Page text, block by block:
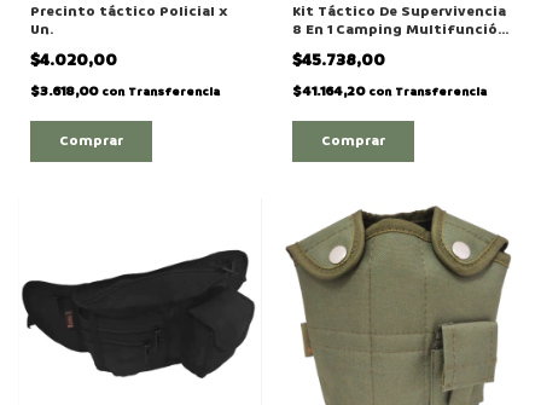
Precinto táctico Policial x
Un.
$4.020,00
$3.618,00 con Transferencia
Kit Táctico De Supervivencia
8 En 1 Camping Multifunción
Modelo "2500-1"
$45.738,00
$41.164,20 con Transferencia